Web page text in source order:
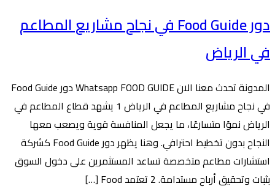
دور Food Guide في نجاح مشاريع المطاعم
في الرياض
المدونة تحدث معنا الان Whatsapp FOOD GUIDE دور Food Guide
في نجاح مشاريع المطاعم في الرياض 1 يشهد قطاع المطاعم في
الرياض نموًا متسارعًا، ما يجعل المنافسة قوية ويصعب معها
النجاح بدون تخطيط احترافي. وهنا يظهر دور Food Guide كشركة
استشارات مطاعم متخصصة تساعد المستثمرين على دخول السوق
بثبات وتحقيق أرباح مستدامة. 2 تعتمد Food […]